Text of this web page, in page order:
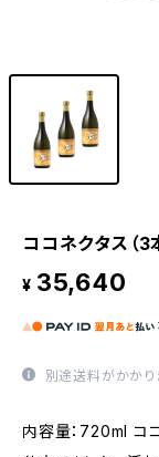
ココネクタス（3
¥ 35,640
別途送料がかかり
内容量：720ml コ